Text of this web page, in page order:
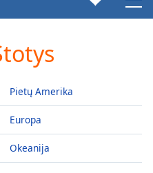
Pietų Amerika
Europa
Okeanija